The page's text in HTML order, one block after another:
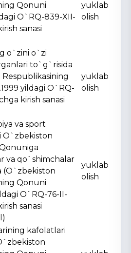
Qonuni
O`RQ-839-XII-
sanasi
yuklab
olish
o`zini o`zi
to`g`risida
yildagi O`RQ-
kirish sanasi
yuklab
olish
va sport
O`zbekiston
va qo`shimchalar
(O`zbekiston
Qonuni
O`RQ-76-II-
sanasi
yuklab
olish
kafolatlari